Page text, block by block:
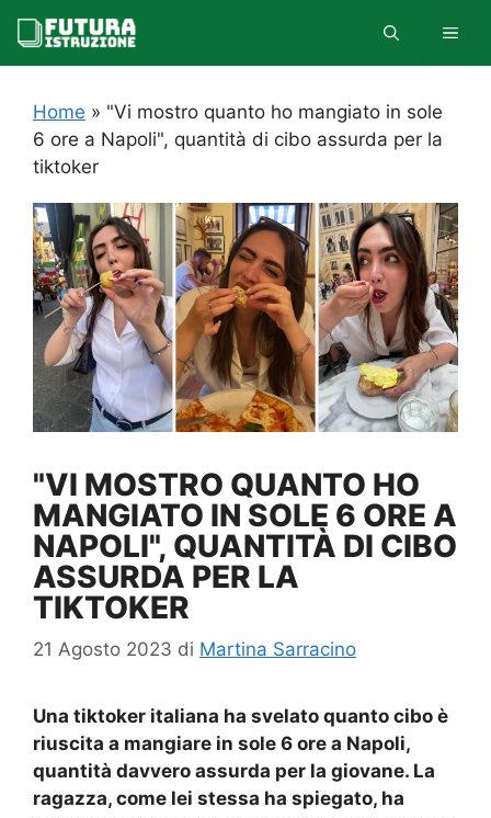
contenuto
Home » "Vi mostro quanto ho mangiato in sole
6 ore a Napoli", quantità di cibo assurda per la
tiktoker
"VI MOSTRO QUANTO HO
MANGIATO IN SOLE 6 ORE A
NAPOLI", QUANTITÀ DI CIBO
ASSURDA PER LA
TIKTOKER
21 Agosto 2023 di Martina Sarracino
Una tiktoker italiana ha svelato quanto cibo è
riuscita a mangiare in sole 6 ore a Napoli,
quantità davvero assurda per la giovane. La
ragazza, come lei stessa ha spiegato, ha